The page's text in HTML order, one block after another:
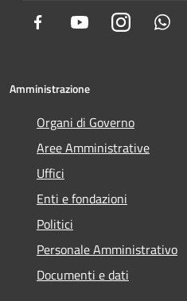
Facebook YoutubeInstagram
Amministrazione
Organi di Governo
Aree Amministrative
Uffici
Enti e fondazioni
Politici
Personale Amministrativo
Documenti e dati